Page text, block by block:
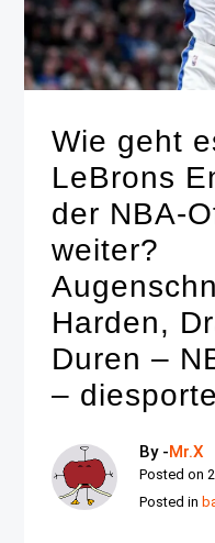
Wie geht
LeBrons
der NBA-
weiter?
Harden,
Duren –
–
By -Mr.X
Posted on
Posted in